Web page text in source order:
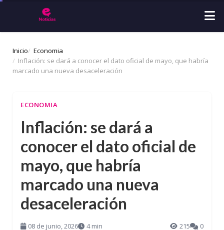
Inicio
Economia
Inflación: se dará a conocer el dato oficial de mayo, que habría
marcado una nueva desaceleración
ECONOMIA
Inflación: se dará a
conocer el dato oficial de
mayo, que habría
marcado una nueva
desaceleración
08 de junio, 2026 4 min 215 0